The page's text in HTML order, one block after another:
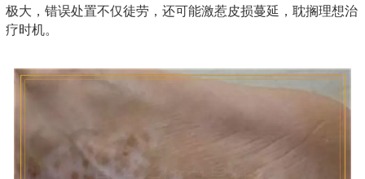
极大，错误处置不仅徒劳，还可能激惹皮损蔓延，耽搁理想治
疗时机。